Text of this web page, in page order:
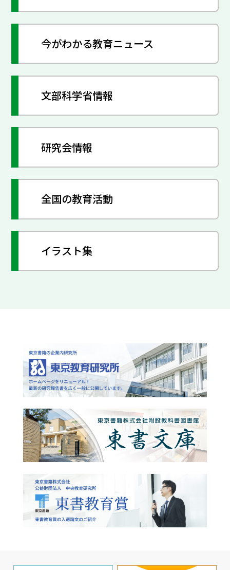
今がわかる教育ニュース
文部科学省情報
研究会情報
全国の教育活動
イラスト集